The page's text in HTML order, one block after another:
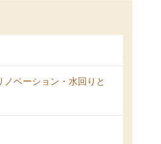
ベーション・水回りと